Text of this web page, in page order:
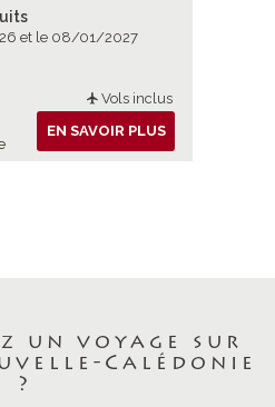
et le 08/01/2027
Vols inclus
EN SAVOIR PLUS
un voyage sur
Calédonie
?